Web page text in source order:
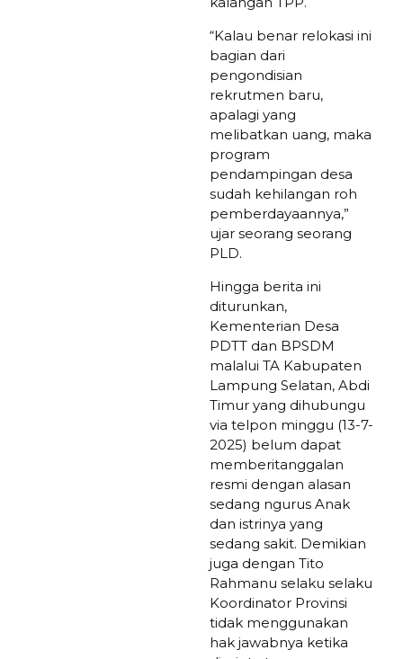
“Kalau benar relokasi ini
bagian dari
pengondisian
rekrutmen baru,
apalagi yang
melibatkan uang, maka
program
pendampingan desa
sudah kehilangan roh
pemberdayaannya,”
ujar seorang seorang
PLD.
Hingga berita ini
diturunkan,
Kementerian Desa
PDTT dan BPSDM
malalui TA Kabupaten
Lampung Selatan, Abdi
Timur yang dihubungu
via telpon minggu (13-7-
2025) belum dapat
memberitanggalan
resmi dengan alasan
sedang ngurus Anak
dan istrinya yang
sedang sakit. Demikian
juga dengan Tito
Rahmanu selaku selaku
Koordinator Provinsi
tidak menggunakan
hak jawabnya ketika